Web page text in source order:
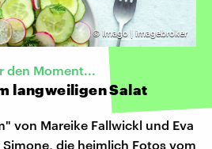
©Imago | imagebroker
den Moment...
langweiligen Salat
von Mareike Fallwickl und Eva
die heimlich Fotos vom